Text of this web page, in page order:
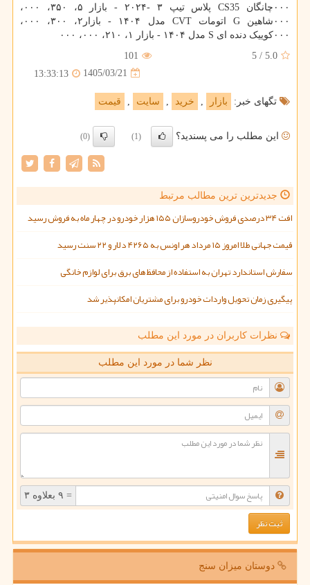
۰۰۰چانگان CS35 پلاس تیپ ۳ -۲۰۲۴ - بازار ۵، ۳۵۰، ۰۰۰،
۰۰۰شاهین G اتومات CVT مدل ۱۴۰۴ - بازار۲، ۳۰۰، ۰۰۰،
۰۰۰کوییک دنده ای S مدل ۱۴۰۴ - بازار ۱، ۲۱۰، ۰۰۰، ۰۰۰
5.0
/
5
101
1405/03/21
13:33:13
تگهای خبر: بازار , خرید , سایت , قیمت
این مطلب را می پسندید؟ (1)
(0)
جدیدترین ترین مطالب مرتبط
افت ۳۴ درصدی فروش خودروسازان ۱۵۵ هزار خودرو در چهار ماه به فروش رسید
قیمت جهانی طلا امروز ۱۵ مرداد هر اونس به ۴۲۶۵ دلار و ۲۲ سنت رسید
سفارش استاندارد تهران به استفاده از محافظ های برق برای لوازم خانگی
پیگیری زمان تحویل واردات خودرو برای مشتریان امکانپذیر شد
نظرات کاربران در مورد این مطلب
نظر شما در مورد این مطلب
= ۹ بعلاوه ۳
دوستان میزان سنج